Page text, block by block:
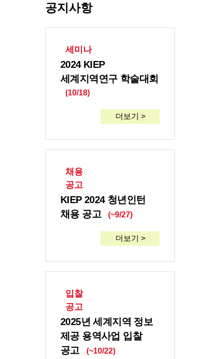
공지사항
세미나
2024 KIEP
세계지역연구 학술대회
(10/18)
더보기 >
채용
공고
KIEP 2024 청년인턴
채용 공고
(~9/27)
더보기 >
입찰
공고
2025년 세계지역 정보
제공 용역사업 입찰
공고
(~10/22)